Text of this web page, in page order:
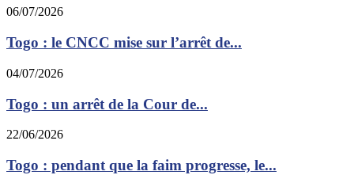
06/07/2026
Togo : le CNCC mise sur l’arrêt de...
04/07/2026
Togo : un arrêt de la Cour de...
22/06/2026
Togo : pendant que la faim progresse, le...